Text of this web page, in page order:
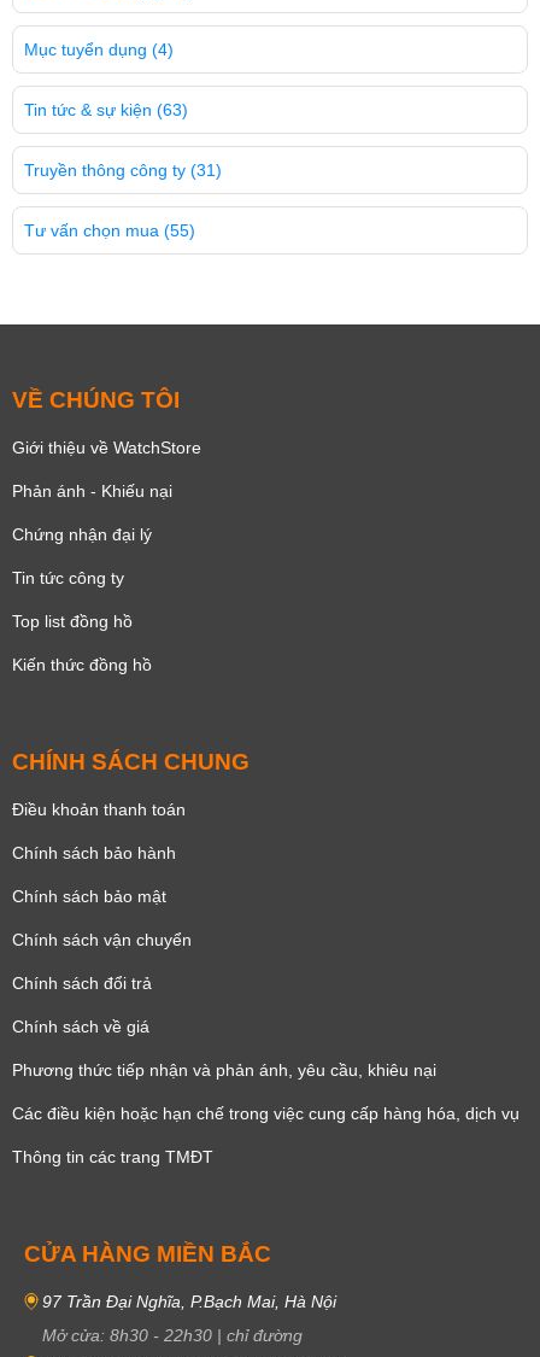
Mục tuyển dụng (4)
Tin tức & sự kiện (63)
Truyền thông công ty (31)
Tư vấn chọn mua (55)
VỀ CHÚNG TÔI
Giới thiệu về WatchStore
Phản ánh - Khiếu nại
Chứng nhận đại lý
Tin tức công ty
Top list đồng hồ
Kiến thức đồng hồ
CHÍNH SÁCH CHUNG
Điều khoản thanh toán
Chính sách bảo hành
Chính sách bảo mật
Chính sách vận chuyển
Chính sách đổi trả
Chính sách về giá
Phương thức tiếp nhận và phản ánh, yêu cầu, khiêu nại
Các điều kiện hoặc hạn chế trong việc cung cấp hàng hóa, dịch vụ
Thông tin các trang TMĐT
CỬA HÀNG MIỀN BẮC
97 Trần Đại Nghĩa, P.Bạch Mai, Hà Nội
Mở cửa: 8h30 - 22h30 | chỉ đường